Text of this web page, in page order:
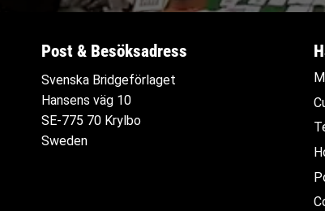
Post & Besöksadress
Svenska Bridgeförlaget
Hansens väg 10
SE-775 70 Krylbo
Sweden